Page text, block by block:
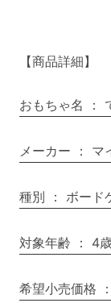
【商品詳細】
おもちゃ名 ：
メーカー ： マ
種別 ： ボード
対象年齢 ： 4
希望小売価格 ：